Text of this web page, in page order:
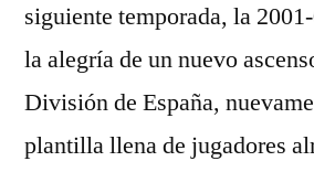
siguiente temporada, la
la alegría de un nuevo
División de España,
plantilla llena de jugadores